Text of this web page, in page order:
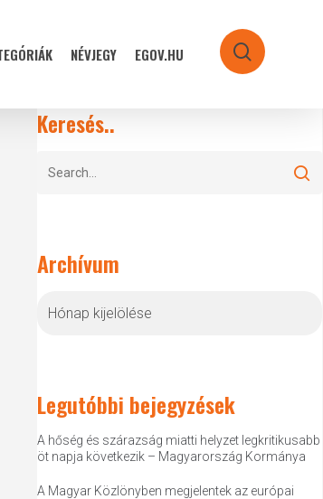
NÉVJEGY EGOV.HU search
Keresés..
Archívum
Legutóbbi bejegyzések
A hőség és szárazság miatti helyzet legkritikusabb
öt napja következik – Magyarország Kormánya
A Magyar Közlönyben megjelentek az európai